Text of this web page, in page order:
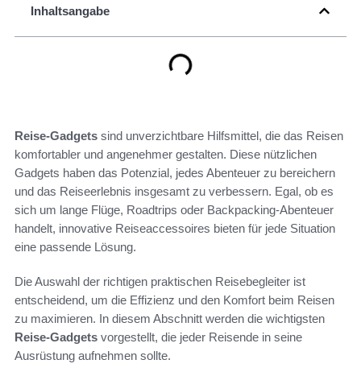
Inhaltsangabe
Reise-Gadgets sind unverzichtbare Hilfsmittel, die das Reisen
komfortabler und angenehmer gestalten. Diese nützlichen
Gadgets haben das Potenzial, jedes Abenteuer zu bereichern
und das Reiseerlebnis insgesamt zu verbessern. Egal, ob es
sich um lange Flüge, Roadtrips oder Backpacking-Abenteuer
handelt, innovative Reiseaccessoires bieten für jede Situation
eine passende Lösung.
Die Auswahl der richtigen praktischen Reisebegleiter ist
entscheidend, um die Effizienz und den Komfort beim Reisen
zu maximieren. In diesem Abschnitt werden die wichtigsten
Reise-Gadgets vorgestellt, die jeder Reisende in seine
Ausrüstung aufnehmen sollte.